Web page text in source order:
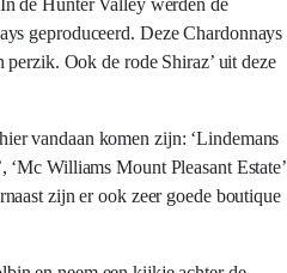
de Hunter Valley werden de
geproduceerd. Deze Chardonnays
Ook de rode Shiraz’ uit deze
vandaan komen zijn: ‘Lindemans
‘Mc Williams Mount Pleasant Estate’
zijn er ook zeer goede boutique